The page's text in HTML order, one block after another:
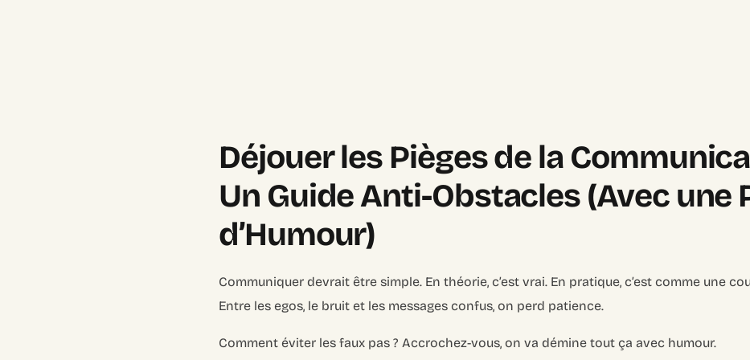
Déjouer les Pièges de la
Un Guide Anti-Obstacles (Avec une
d’Humour)
Communiquer devrait être simple. En théorie, c’est vrai. En pratique, c’est comme une
Entre les egos, le bruit et les messages confus, on perd patience.
Comment éviter les faux pas ? Accrochez-vous, on va démine tout ça avec humour.